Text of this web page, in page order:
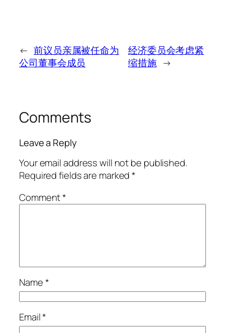
← 前议员亲属被任命为
公司董事会成员
经济委员会考虑紧
缩措施 →
Comments
Leave a Reply
Your email address will not be published.
Required fields are marked*
Comment*
Name*
Email*